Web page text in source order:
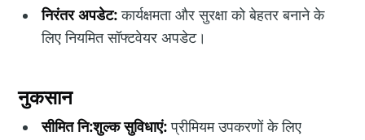
निरंतर अपडेट:कार्यक्षमता और सुरक्षा को बेहतर बनाने के
लिए नियमित सॉफ्टवेयर अपडेट।
नुकसान
सीमित नि:शुल्क सुविधाएं:प्रीमियम उपकरणों के लिए